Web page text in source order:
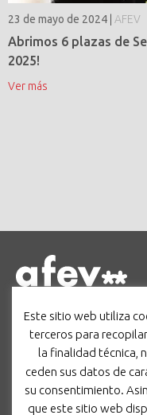
23 de mayo de 2024 AFEV
Abrimos 6 plazas de
2025!
Ver más
Barcelona
c/ Avinyó, 44, 3r, 08002
administracio@afev.org
93 624 17 19|605 96 70
Instagram
TikTok
LinkedIn
Este sitio web utiliza
terceros para
la finalidad técnica,
ceden sus datos de
su consentimiento.
que este sitio web